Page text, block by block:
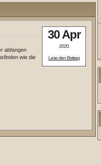
30 Apr
2020
Lese den Beitrag
abfangen
wie die